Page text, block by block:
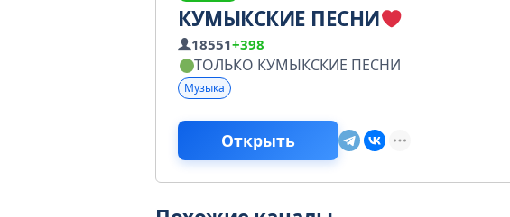
КУМЫКСКИЕ ПЕСНИ
18551+398
ТОЛЬКО КУМЫКСКИЕ ПЕСНИ
Музыка
Открыть